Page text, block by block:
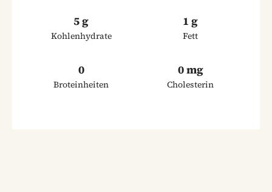
5 g
Kohlenhydrate
1 g
Fett
0
Broteinheiten
0 mg
Cholesterin